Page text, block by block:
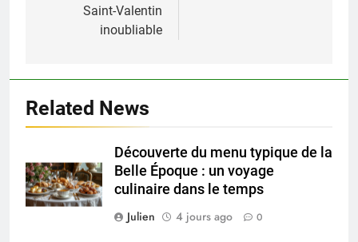
Saint-Valentin
inoubliable
Related News
Découverte du menu typique de la
Belle Époque : un voyage
culinaire dans le temps
Julien
4 jours ago 0